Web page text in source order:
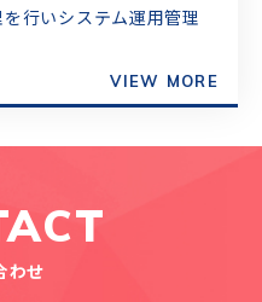
行いシステム運用管理
VIEW MORE
わせ